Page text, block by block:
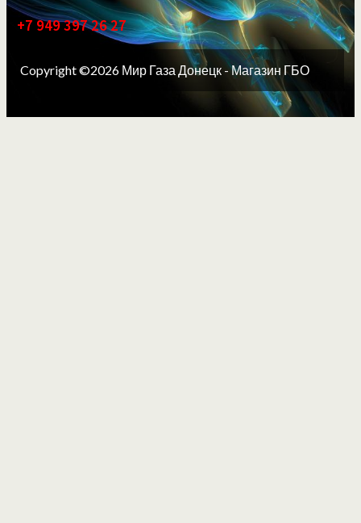
+7 949 397 26 27
Copyright ©2026 Мир Газа Донецк - Магазин ГБО